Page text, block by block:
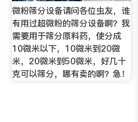
微粉筛分设备请问各位虫友，谁
有用过超微粉的筛分设备啊？我
需要用于筛分原料药，使分成
10微米以下，10微米到20微
米，20微米到50微米，好几十
克可以筛分，哪有卖的啊？急！